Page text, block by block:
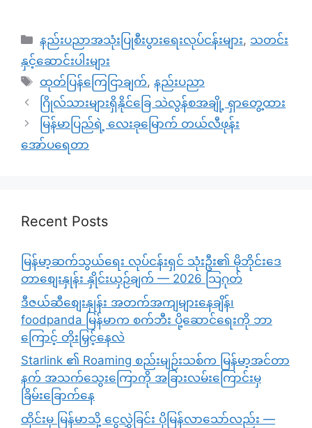
Categories
နည်းပညာအသုံးပြုစီးပွားရေးလုပ်ငန်းများ, သတင်း
နှင့်ဆောင်းပါးများ
Tags
ထုတ်ပြန်ကြေငြာချက်,နည်းပညာ
ဂြိုလ်သားများရှိနိုင်ခြေ သဲလွန်စအချို့ ရှာတွေ့ထား
မြန်မာပြည်ရဲ့ လေးခုမြောက် တယ်လီဖုန်း
အော်ပရေတာ
Recent Posts
မြန်မာ့ဆက်သွယ်ရေး လုပ်ငန်းရှင် သုံးဦး၏ မိုဘိုင်းဒေ
တာစျေးနှုန်း နှိုင်းယှဉ်ချက် — 2026 သြဂုတ်
ဒီဇယ်ဆီစျေးနှုန်း အတက်အကျများနေချိန်၊
foodpanda မြန်မာက စက်ဘီး ပို့ဆောင်ရေးကို ဘာ
ကြောင့် တိုးမြှင့်နေလဲ
Starlink ၏ Roaming စည်းမျဉ်းသစ်က မြန်မာ့အင်တာ
နက် အသက်သွေးကြောကို အခြားလမ်းကြောင်းမှ
ခြိမ်းခြောက်နေ
ထိုင်းမှ မြန်မာသို့ ငွေလွှဲခြင်း ပိုမြန်လာသော်လည်း —